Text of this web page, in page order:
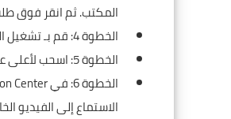
المكتب. ثم انقر فوق
الخطوة 4: قم بـ تشغيل الفيديو واضغط على زر الصفحة الرئيسية لإغلاق Safari.
الخطوة 5: اسحب لأعلى على الشاشة الرئيسية لفتح مركز العمل ، ثم اسحب مشغل الموسيقى إلى اليسار لحذفه.
الاستماع إلى الفيديو